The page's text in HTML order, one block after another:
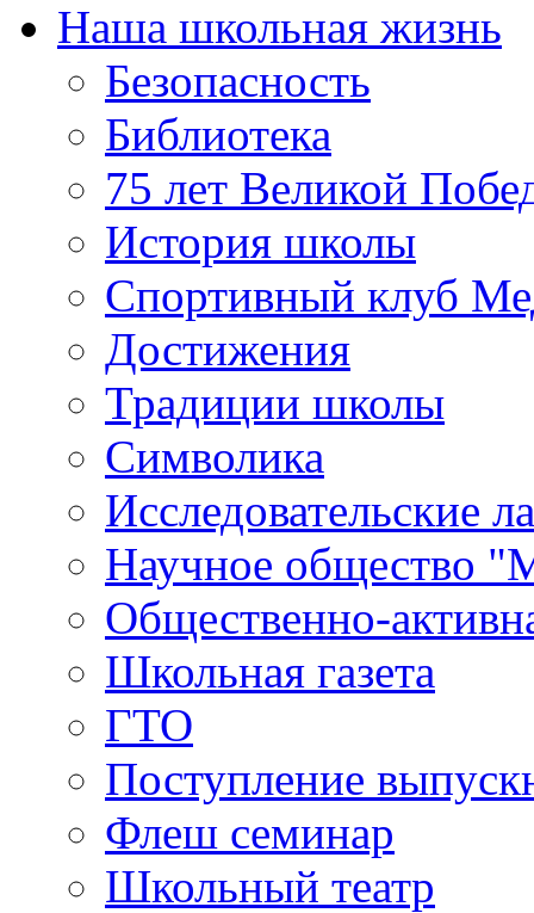
Наша школьная жизнь
Безопасность
Библиотека
75 лет Великой
История школы
Спортивный клуб
Достижения
Традиции школы
Символика
Исследовательские
Научное общество
Общественно-
Школьная газета
ГТО
Поступление
Флеш семинар
Школьный театр